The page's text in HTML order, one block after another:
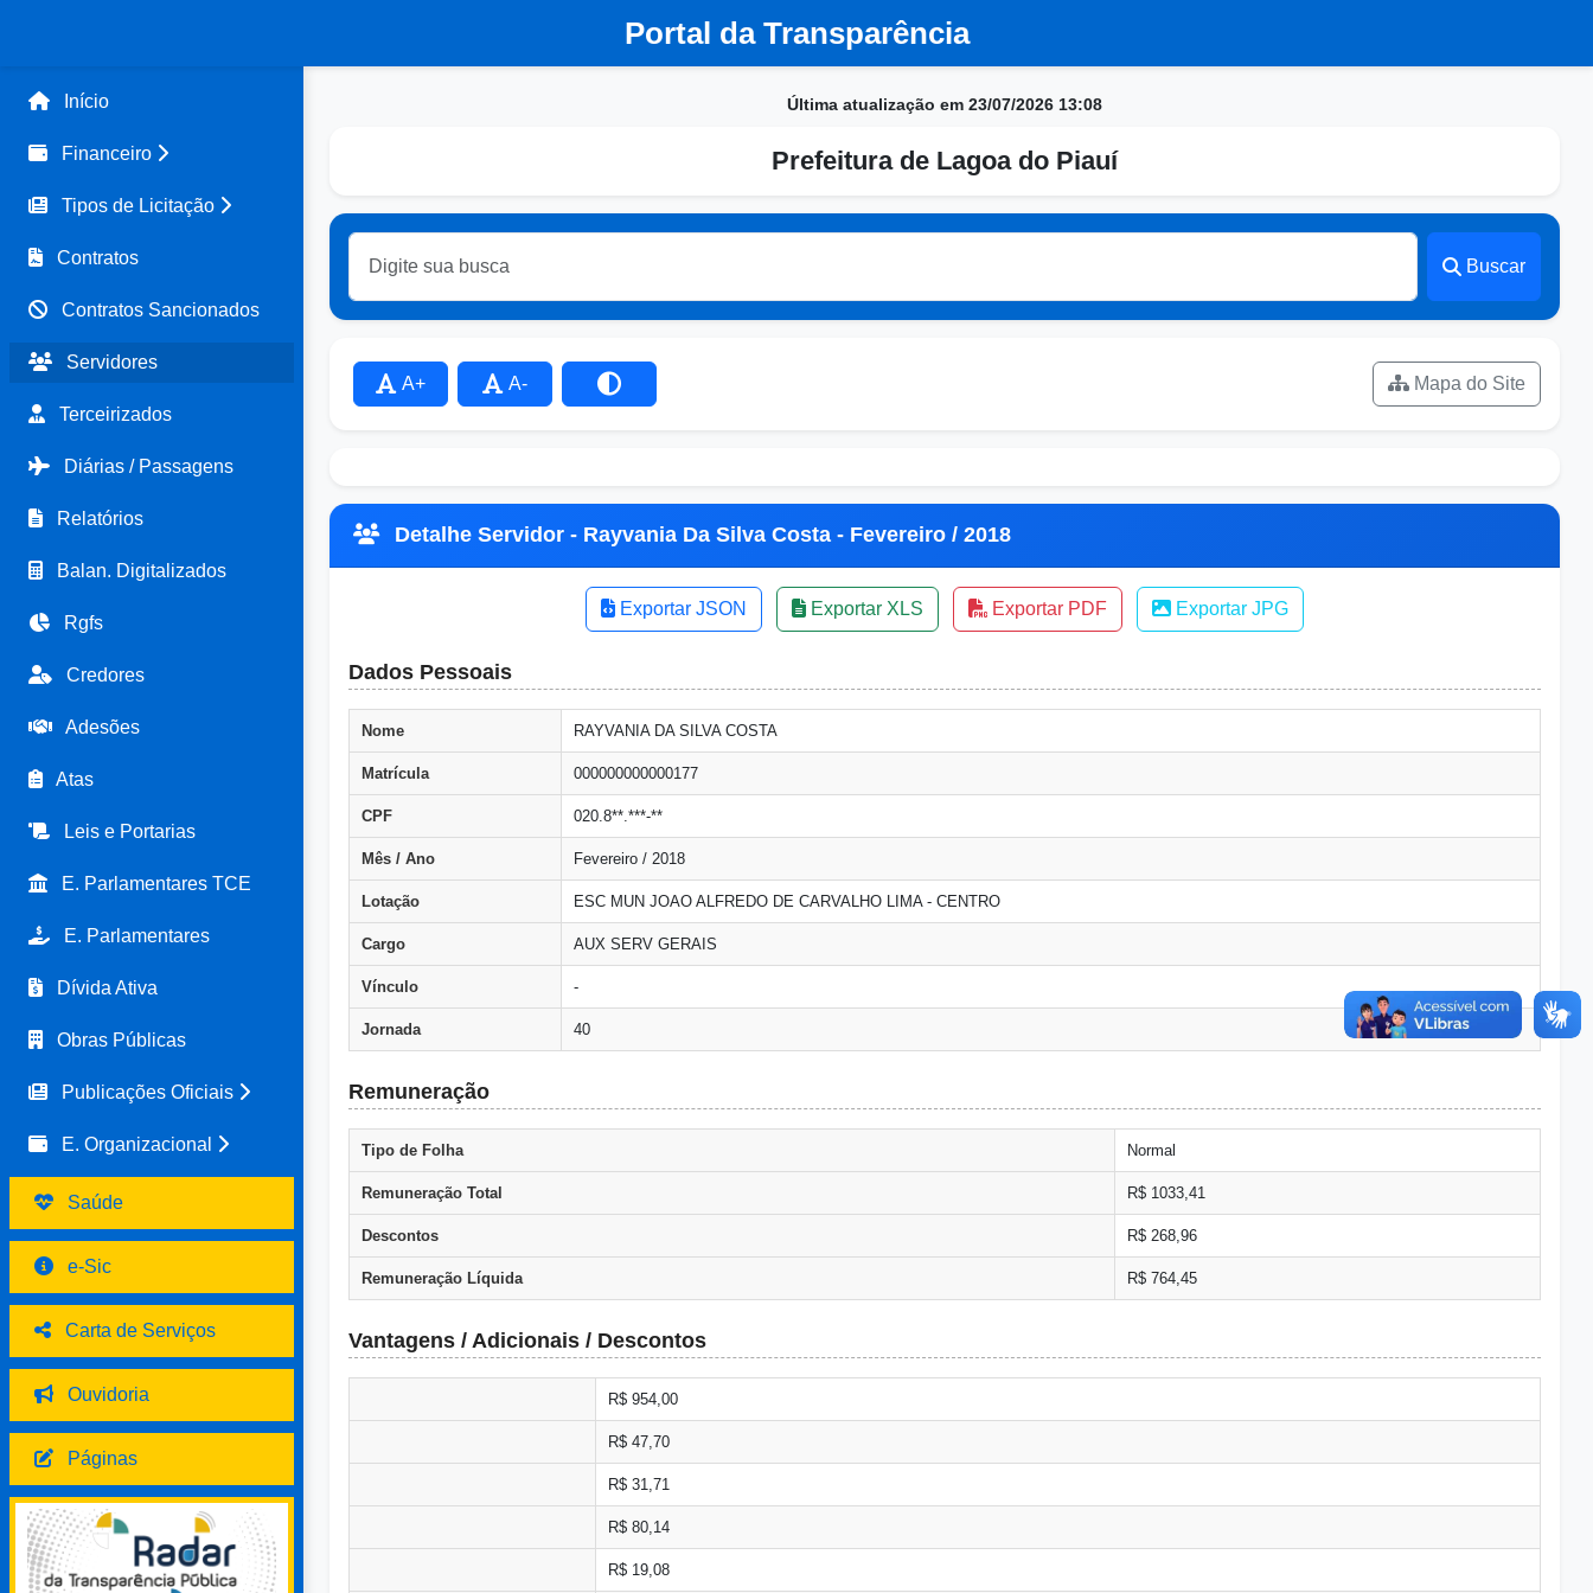
Portal da Transparência
Início
Financeiro
Tipos de Licitação
Contratos
Contratos Sancionados
Servidores
Terceirizados
Diárias / Passagens
Relatórios
Balan. Digitalizados
Rgfs
Credores
Adesões
Atas
Leis e Portarias
E. Parlamentares TCE
E. Parlamentares
Dívida Ativa
Obras Públicas
Publicações Oficiais
E. Organizacional
Saúde
e-Sic
Carta de Serviços
Ouvidoria
Páginas
Última atualização em 23/07/2026 13:08
Prefeitura de Lagoa do Piauí
Buscar
A+ A- Mapa do Site
Detalhe Servidor - Rayvania Da Silva Costa - Fevereiro / 2018
Exportar JSON Exportar XLS Exportar PDF Exportar JPG
Dados Pessoais
Nome RAYVANIA DA SILVA COSTA
Matrícula 000000000000177
CPF 020.8**.***-**
Mês / Ano Fevereiro / 2018
Lotação ESC MUN JOAO ALFREDO DE CARVALHO LIMA - CENTRO
Cargo AUX SERV GERAIS
Vínculo -
Jornada 40
Remuneração
Tipo de Folha Normal
Remuneração Total R$ 1033,41
Descontos R$ 268,96
Remuneração Líquida R$ 764,45
Vantagens / Adicionais / Descontos
R$ 954,00
R$ 47,70
R$ 31,71
R$ 80,14
R$ 19,08